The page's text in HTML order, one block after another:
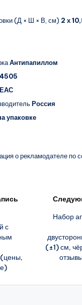
(Д × Ш × В, см) 2 х
Антипапиллом
ЕАС
Россия
упаковке
о рекламодателе по
с
Набор
(±1) см,